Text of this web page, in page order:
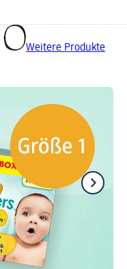
Weitere Produkte